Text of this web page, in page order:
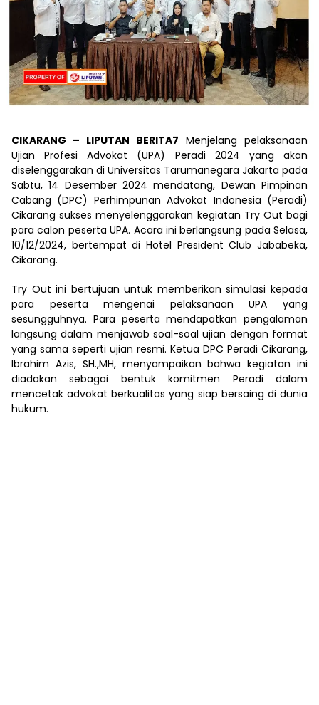
CIKARANG – LIPUTAN BERITA7 Menjelang pelaksanaan
Ujian Profesi Advokat (UPA) Peradi 2024 yang akan
diselenggarakan di Universitas Tarumanegara Jakarta pada
Sabtu, 14 Desember 2024 mendatang, Dewan Pimpinan
Cabang (DPC) Perhimpunan Advokat Indonesia (Peradi)
Cikarang sukses menyelenggarakan kegiatan Try Out bagi
para calon peserta UPA. Acara ini berlangsung pada Selasa,
10/12/2024, bertempat di Hotel President Club Jababeka,
Cikarang.
Try Out ini bertujuan untuk memberikan simulasi kepada
para peserta mengenai pelaksanaan UPA yang
sesungguhnya. Para peserta mendapatkan pengalaman
langsung dalam menjawab soal-soal ujian dengan format
yang sama seperti ujian resmi. Ketua DPC Peradi Cikarang,
Ibrahim Azis, SH.,MH, menyampaikan bahwa kegiatan ini
diadakan sebagai bentuk komitmen Peradi dalam
mencetak advokat berkualitas yang siap bersaing di dunia
hukum.